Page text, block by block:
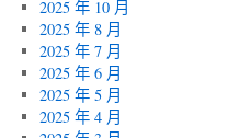
2025 年 10 月
2025 年 8 月
2025 年 7 月
2025 年 6 月
2025 年 5 月
2025 年 4 月